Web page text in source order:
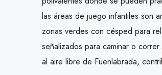
las áreas de juego infantiles son
zonas verdes con césped para
señalizados para caminar o
al aire libre de Fuenlabrada,